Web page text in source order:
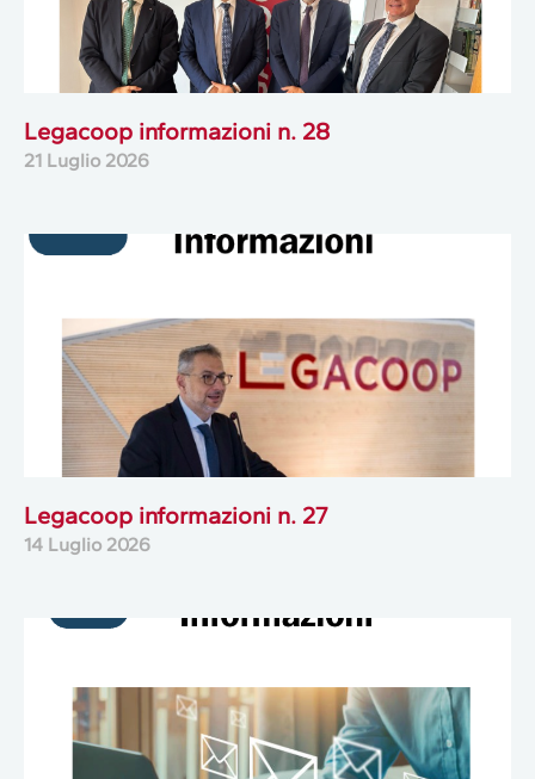
Legacoop informazioni n. 28
21 Luglio 2026
Legacoop informazioni n. 27
14 Luglio 2026